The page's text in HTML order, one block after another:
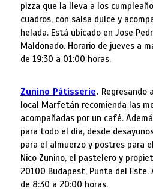
pizza que la lleva a los
cuadros, con salsa dulce y
helada. Está ubicado en Jose
Maldonado. Horario de jueves a
de 19:30 a 01:00 horas.
Zunino Pâtisserie. Regresando
local Marfetán recomienda las
acompañadas por un café.
para todo el día, desde
para el almuerzo y postres para
Nico Zunino, el pastelero y
20100 Budapest, Punta del
de 8:30 a 20:00 horas.